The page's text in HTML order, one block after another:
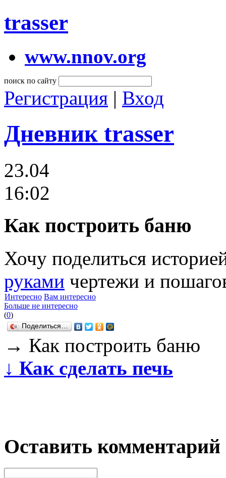
trasser
www.nnov.org
поиск по сайту
Регистрация | Вход
Дневник trasser
23.04
16:02
Как построить баню
Хочу поделиться
руками чертежи и
Интересно Вам интересно
Больше не интересно
(0)
Поделиться…
→ Как построить баню
↓ Как сделать печь
Оставить комментарий